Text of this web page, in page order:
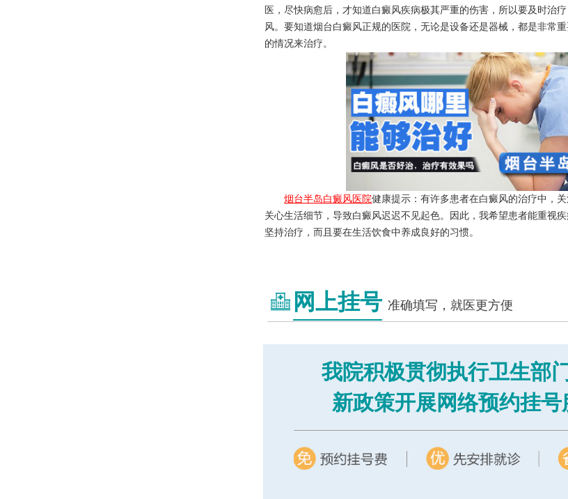
医，尽快病愈后，才知道白癜风疾病极其严重的伤害，所以要及时治
风。要知道烟台白癜风正规的医院，无论是设备还是器械，都是非常
的情况来治疗。
烟台半岛白癜风医院健康提示：有许多患者在白癜风的治疗中，
关心生活细节，导致白癜风迟迟不见起色。因此，我希望患者能重视
坚持治疗，而且要在生活饮食中养成良好的习惯。
网上挂号 准确填写，就医更方便
我院积极贯彻执行卫生部
新政策开展网络预约挂号